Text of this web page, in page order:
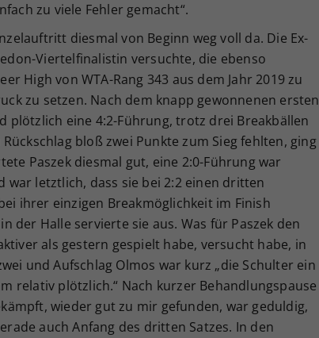
zu viele Fehler gemacht“.
diesmal von Beginn weg voll da. Die Ex-
Viertelfinalistin versuchte, die ebenso
High von WTA-Rang 343 aus dem Jahr 2019 zu
zu setzen. Nach dem knapp gewonnenen ersten
plötzlich eine 4:2-Führung, trotz drei Breakbällen
bloß zwei Punkte zum Sieg fehlten, ging
Paszek diesmal gut, eine 2:0-Führung war
war letztlich, dass sie bei 2:2 einen dritten
ihrer einzigen Breakmöglichkeit im Finish
der Halle servierte sie aus. Was für Paszek den
als gestern gespielt habe, versucht habe, in
und Aufschlag Olmos war kurz „die Schulter ein
relativ plötzlich.“ Nach kurzer Behandlungspause
wieder gut zu mir gefunden, war geduldig,
auch Anfang des dritten Satzes. In den